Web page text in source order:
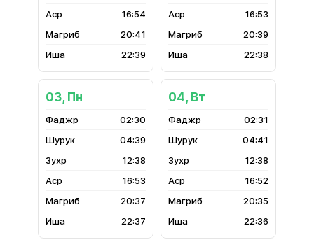
16:54
20:41
22:39
16:53
20:39
22:38
03, Пн
02:30
04:39
12:38
16:53
20:37
22:37
04, Вт
02:31
04:41
12:38
16:52
20:35
22:36